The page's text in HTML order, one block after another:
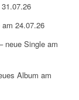
24.07.26
neue Single am
Album am